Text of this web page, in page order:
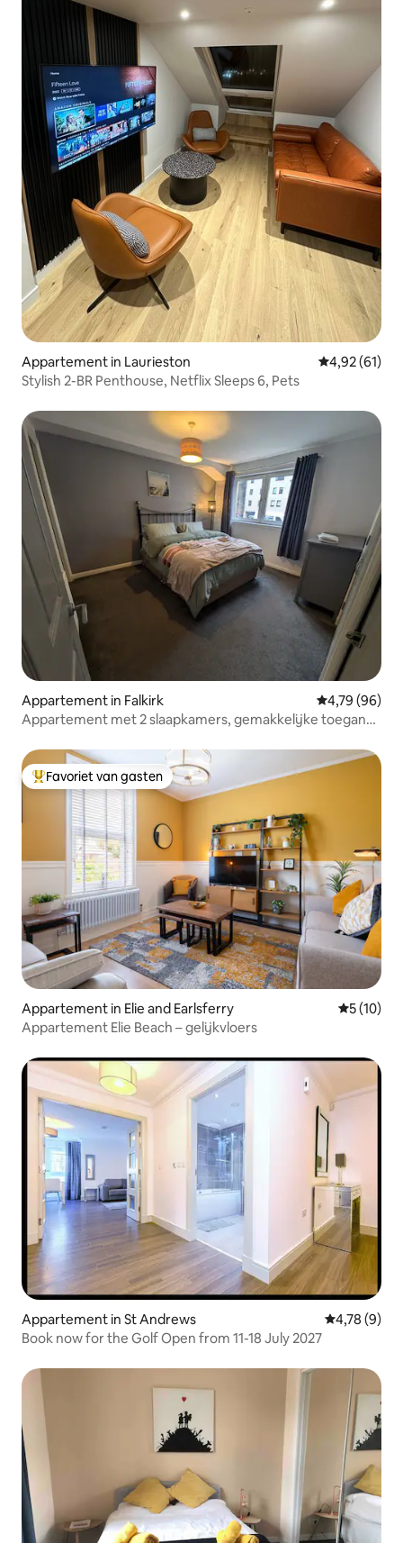
Appartement in Laurieston Gemiddelde
4,92 (61)
Stylish 2-BR Penthouse, Netflix Sleeps 6, Pets
Appartement in Falkirk Gemiddelde
4,79 (96)
Appartement met 2 slaapkamers, gemakkelijke toegang
Topfavoriet van gasten
Favoriet van gasten
Appartement in Elie and Earlsferry
5 (10)
Appartement Elie Beach – gelijkvloers
Appartement in St Andrews
4,78 (9)
Book now for the Golf Open from 11-18 July 2027